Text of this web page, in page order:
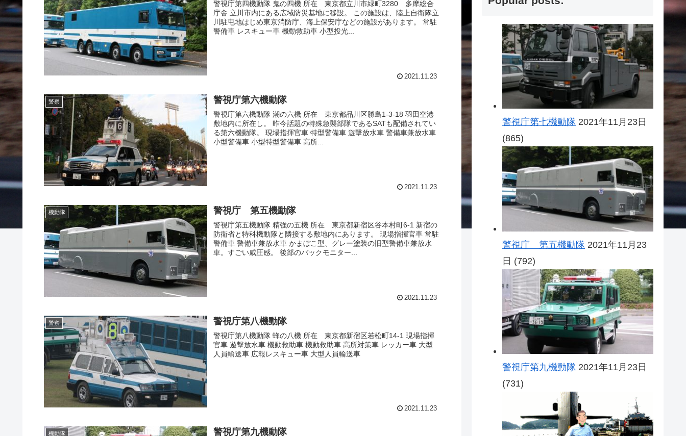
警視庁第四機動隊 鬼の四機 所在 東京都立川市緑町3280 多摩総合
庁舎 立川市内にある広域防災基地に移設。 この施設は、陸上自衛隊立
川駐屯地はじめ東京消防庁、海上保安庁などの施設があります。 常駐
警備車 レスキュー車 機動救助車 小型投光...
2021.11.23
警察 警視庁第六機動隊
警視庁第六機動隊 潮の六機 所在 東京都品川区勝島1-3-18 羽田空港
敷地内に所在し。 昨今話題の特殊急襲部隊であるSATも配備されてい
る第六機動隊。 現場指揮官車 特型警備車 遊撃放水車 警備車兼放水車
小型警備車 小型特型警備車 高所...
2021.11.23
機動隊 警視庁 第五機動隊
警視庁第五機動隊 精強の五機 所在 東京都新宿区谷本村町6-1 新宿の
防衛省と特科機動隊と隣接する敷地内にあります。 現場指揮官車 常駐
警備車 警備車兼放水車 かまぼこ型、グレー塗装の旧型警備車兼放水
車。すごい威圧感。 後部のバックモニター...
2021.11.23
警察 警視庁第八機動隊
警視庁第八機動隊 蜂の八機 所在 東京都新宿区若松町14-1 現場指揮
官車 遊撃放水車 機動救助車 機動救助車 高所対策車 レッカー車 大型
人員輸送車 広報レスキュー車 大型人員輸送車
2021.11.23
機動隊 警視庁第九機動隊
警視庁第七機動隊 2021年11月23日
(865)
警視庁 第五機動隊 2021年11月23
日 (792)
警視庁第九機動隊 2021年11月23日
(731)